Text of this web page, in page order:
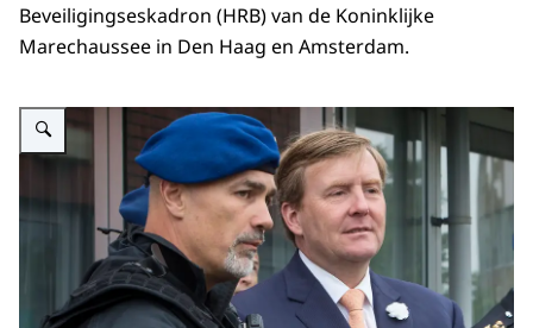
Beveiligingseskadron (HRB) van de Koninklijke
Marechaussee in Den Haag en Amsterdam.
Vergroot afbeelding ""